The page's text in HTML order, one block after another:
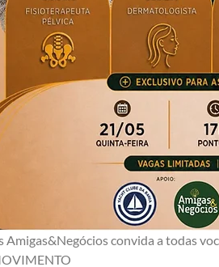
Amigas&Negócios convida a todas